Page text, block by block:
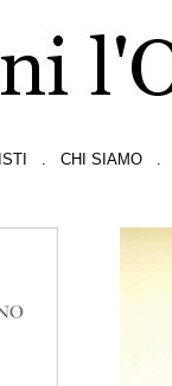
CHI SIAMO